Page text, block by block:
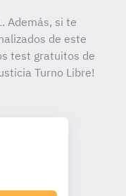
Además, si te
de este
test gratuitos de
Turno Libre!